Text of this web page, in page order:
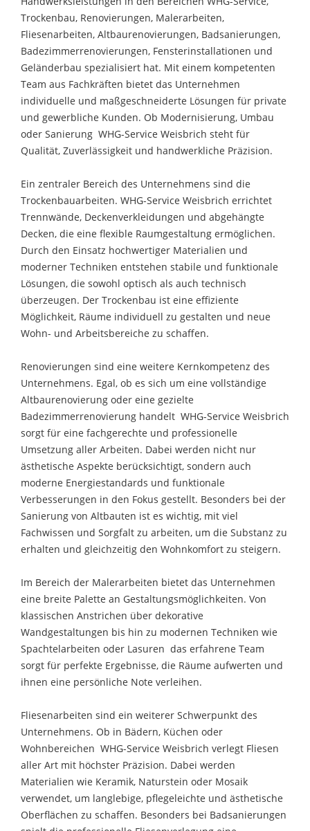
Trockenbau, Renovierungen, Malerarbeiten,
Fliesenarbeiten, Altbaurenovierungen, Badsanierungen,
Badezimmerrenovierungen, Fensterinstallationen und
Geländerbau spezialisiert hat. Mit einem kompetenten
Team aus Fachkräften bietet das Unternehmen
individuelle und maßgeschneiderte Lösungen für private
und gewerbliche Kunden. Ob Modernisierung, Umbau
oder Sanierung  WHG-Service Weisbrich steht für
Qualität, Zuverlässigkeit und handwerkliche Präzision.
Ein zentraler Bereich des Unternehmens sind die
Trockenbauarbeiten. WHG-Service Weisbrich errichtet
Trennwände, Deckenverkleidungen und abgehängte
Decken, die eine flexible Raumgestaltung ermöglichen.
Durch den Einsatz hochwertiger Materialien und
moderner Techniken entstehen stabile und funktionale
Lösungen, die sowohl optisch als auch technisch
überzeugen. Der Trockenbau ist eine effiziente
Möglichkeit, Räume individuell zu gestalten und neue
Wohn- und Arbeitsbereiche zu schaffen.
Renovierungen sind eine weitere Kernkompetenz des
Unternehmens. Egal, ob es sich um eine vollständige
Altbaurenovierung oder eine gezielte
Badezimmerrenovierung handelt  WHG-Service Weisbrich
sorgt für eine fachgerechte und professionelle
Umsetzung aller Arbeiten. Dabei werden nicht nur
ästhetische Aspekte berücksichtigt, sondern auch
moderne Energiestandards und funktionale
Verbesserungen in den Fokus gestellt. Besonders bei der
Sanierung von Altbauten ist es wichtig, mit viel
Fachwissen und Sorgfalt zu arbeiten, um die Substanz zu
erhalten und gleichzeitig den Wohnkomfort zu steigern.
Im Bereich der Malerarbeiten bietet das Unternehmen
eine breite Palette an Gestaltungsmöglichkeiten. Von
klassischen Anstrichen über dekorative
Wandgestaltungen bis hin zu modernen Techniken wie
Spachtelarbeiten oder Lasuren  das erfahrene Team
sorgt für perfekte Ergebnisse, die Räume aufwerten und
ihnen eine persönliche Note verleihen.
Fliesenarbeiten sind ein weiterer Schwerpunkt des
Unternehmens. Ob in Bädern, Küchen oder
Wohnbereichen  WHG-Service Weisbrich verlegt Fliesen
aller Art mit höchster Präzision. Dabei werden
Materialien wie Keramik, Naturstein oder Mosaik
verwendet, um langlebige, pflegeleichte und ästhetische
Oberflächen zu schaffen. Besonders bei Badsanierungen